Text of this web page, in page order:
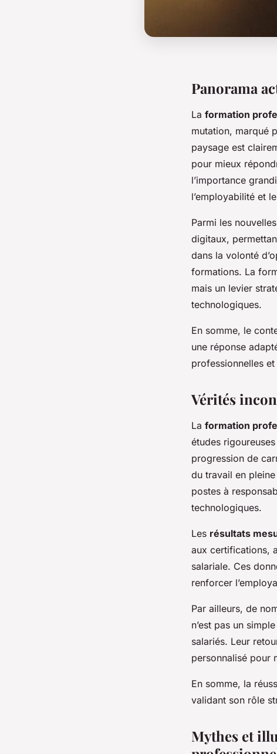
Panorama
La formation
mutation, marqué
paysage est
pour mieux
l’importance
l’employabilité et
Parmi les nouvelles
digitaux,
dans la volonté
formations. La
mais un levier
technologiques.
En somme, le
une réponse
professionnelles
Vérités
La formation
études
progression de
du travail en
postes à
technologiques.
Les résultats
aux certifications,
salariale. Ces
renforcer
Par ailleurs, de
n’est pas un
salariés. Leur
personnalisé pour
En somme, la
validant son rôle
Mythes et